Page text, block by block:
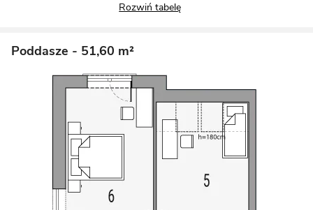
Poddasze - 51,60 m²